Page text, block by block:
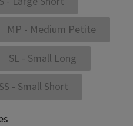
MP - Medium Petite
SL - Small Long
SS - Small Short